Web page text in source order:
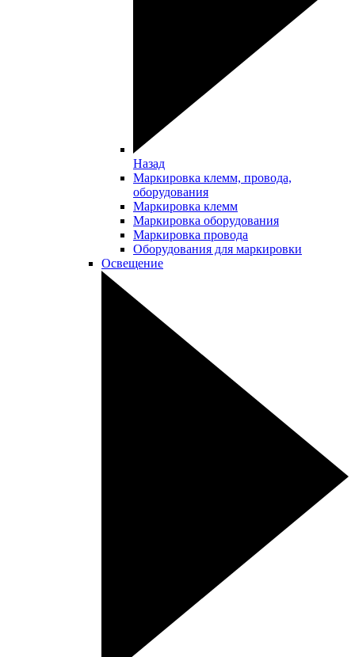
Назад
Маркировка клемм, провода,
оборудования
Маркировка клемм
Маркировка оборудования
Маркировка провода
Оборудования для маркировки
Освещение